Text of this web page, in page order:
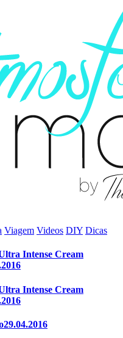
Viagem Videos DIY Dicas
Intense Cream
Intense Cream
29.04.2016